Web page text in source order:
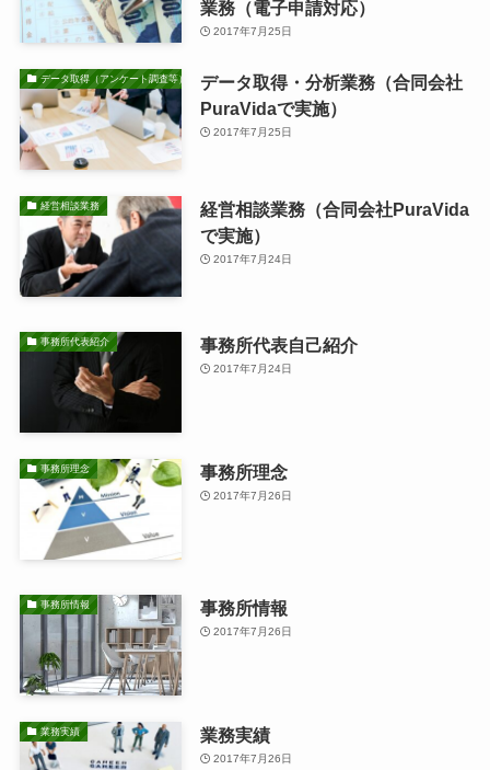
業務（電子申請対応）
2017年7月25日
データ取得（アンケート調査等）・分析業務データ取得・分析業務（合同会社
PuraVidaで実施）
2017年7月25日
経営相談業務
経営相談業務（合同会社PuraVida
で実施）
2017年7月24日
事務所代表紹介 事務所代表自己紹介
2017年7月24日
事務所理念 事務所理念
2017年7月26日
事務所情報 事務所情報
2017年7月26日
業務実績 業務実績
2017年7月26日